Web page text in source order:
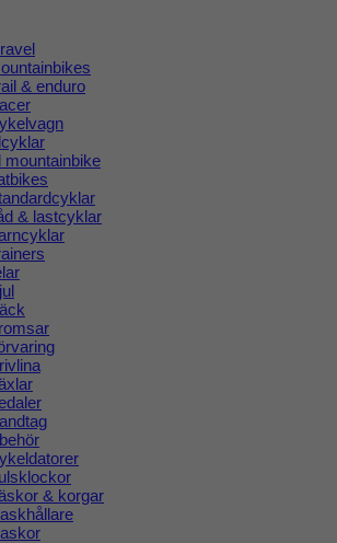
& enduro
mountainbike
& lastcyklar
& korgar